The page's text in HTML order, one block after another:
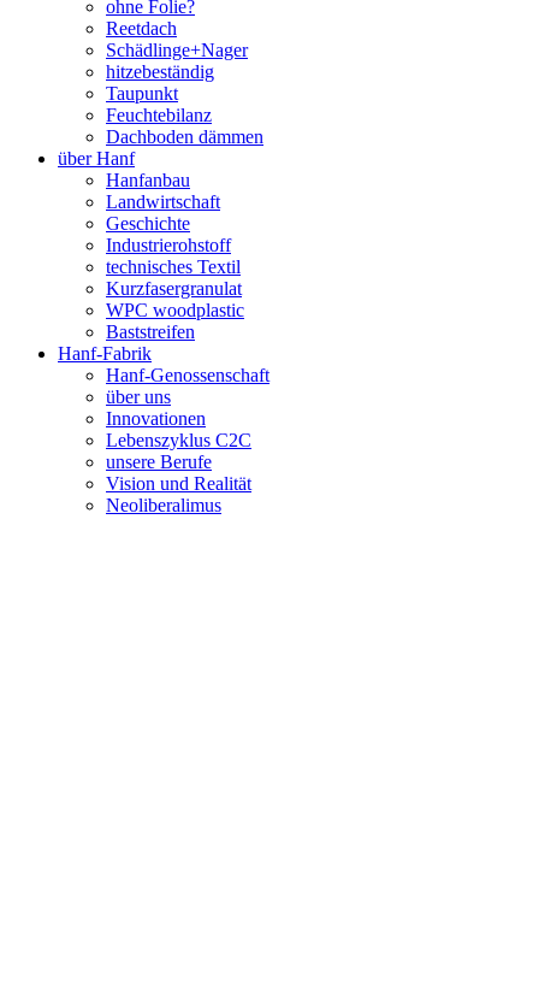
ohne Folie?
Reetdach
Schädlinge+Nager
hitzebeständig
Taupunkt
Feuchtebilanz
Dachboden dämmen
über Hanf
Hanfanbau
Landwirtschaft
Geschichte
Industrierohstoff
technisches Textil
Kurzfasergranulat
WPC woodplastic
Baststreifen
Hanf-Fabrik
Hanf-Genossenschaft
über uns
Innovationen
Lebenszyklus C2C
unsere Berufe
Vision und Realität
Neoliberalimus